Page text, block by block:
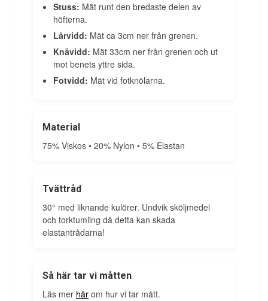
Stuss: Mät runt den bredaste delen av
höfterna.
Lårvidd: Mät ca 3cm ner från grenen.
Knävidd: Mät 33cm ner från grenen och ut
mot benets yttre sida.
Fotvidd: Mät vid fotknölarna.
Material
75% Viskos • 20% Nylon • 5% Elastan
Tvättråd
30° med liknande kulörer. Undvik sköljmedel
och torktumling då detta kan skada
elastantrådarna!
Så här tar vi måtten
Läs mer här om hur vi tar mått.